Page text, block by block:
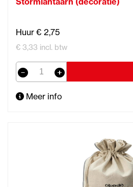
Huur € 2,75
€ 3,33 incl. btw
Meer info